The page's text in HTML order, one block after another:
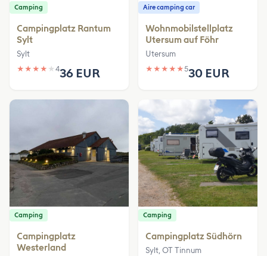
Camping
Campingplatz Rantum
Sylt
Sylt
★ ★ ★ ★ ★ 436 EUR
Aire camping car
Wohnmobilstellplatz
Utersum auf Föhr
Utersum
★ ★ ★ ★ ★530 EUR
Camping
Campingplatz
Westerland
Camping
Campingplatz Südhörn
Sylt, OT Tinnum